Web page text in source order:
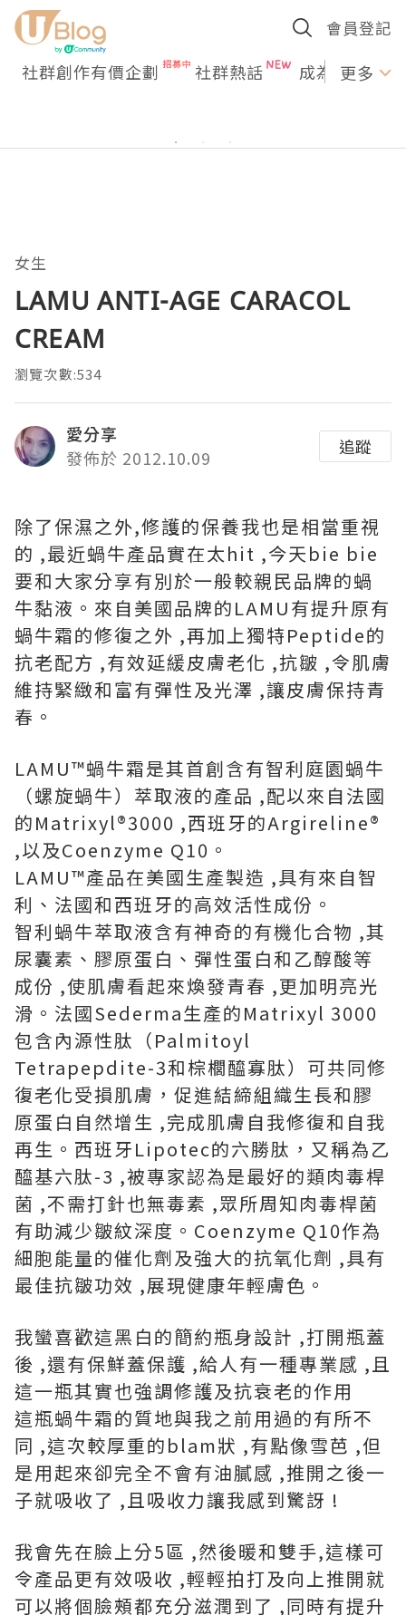
會員登記
社群創作有價企劃 社群熱話 成為U更多
女生
LAMU ANTI-AGE CARACOL
CREAM
瀏覽次數:534
愛分享
發佈於 2012.10.09
追蹤
除了保濕之外,修護的保養我也是相當重視
的 ,最近蝸牛產品實在太hit ,今天bie bie
要和大家分享有別於一般較親民品牌的蝸
牛黏液。來自美國品牌的LAMU有提升原有
蝸牛霜的修復之外 ,再加上獨特Peptide的
抗老配方 ,有效延緩皮膚老化 ,抗皺 ,令肌膚
維持緊緻和富有彈性及光澤 ,讓皮膚保持青
春。
LAMU™蝸牛霜是其首創含有智利庭園蝸牛
（螺旋蝸牛）萃取液的產品 ,配以來自法國
的Matrixyl®3000 ,西班牙的Argireline®
,以及Coenzyme Q10。
LAMU™產品在美國生產製造 ,具有來自智
利、法國和西班牙的高效活性成份。
智利蝸牛萃取液含有神奇的有機化合物 ,其
尿囊素、膠原蛋白、彈性蛋白和乙醇酸等
成份 ,使肌膚看起來煥發青春 ,更加明亮光
滑。法國Sederma生產的Matrixyl 3000
包含內源性肽（Palmitoyl
Tetrapepdite-3和棕櫚醯寡肽）可共同修
復老化受損肌膚，促進結締組織生長和膠
原蛋白自然增生 ,完成肌膚自我修復和自我
再生。西班牙Lipotec的六勝肽，又稱為乙
醯基六肽-3 ,被專家認為是最好的類肉毒桿
菌 ,不需打針也無毒素 ,眾所周知肉毒桿菌
有助減少皺紋深度。Coenzyme Q10作為
細胞能量的催化劑及強大的抗氧化劑 ,具有
最佳抗皺功效 ,展現健康年輕膚色。
我蠻喜歡這黑白的簡約瓶身設計 ,打開瓶蓋
後 ,還有保鮮蓋保護 ,給人有一種專業感 ,且
這一瓶其實也強調修護及抗衰老的作用
這瓶蝸牛霜的質地與我之前用過的有所不
同 ,這次較厚重的blam狀 ,有點像雪芭 ,但
是用起來卻完全不會有油膩感 ,推開之後一
子就吸收了 ,且吸收力讓我感到驚訝 !
我會先在臉上分5區 ,然後暖和雙手,這樣可
令產品更有效吸收 ,輕輕拍打及向上推開就
可以將個臉頰都充分滋潤到了 ,同時有提升